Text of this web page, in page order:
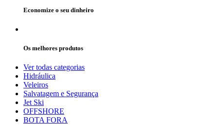
Economize o seu dinheiro
Os melhores produtos
Ver todas categorias
Hidráulica
Veleiros
Salvatagem e Segurança
Jet Ski
OFFSHORE
BOTA FORA